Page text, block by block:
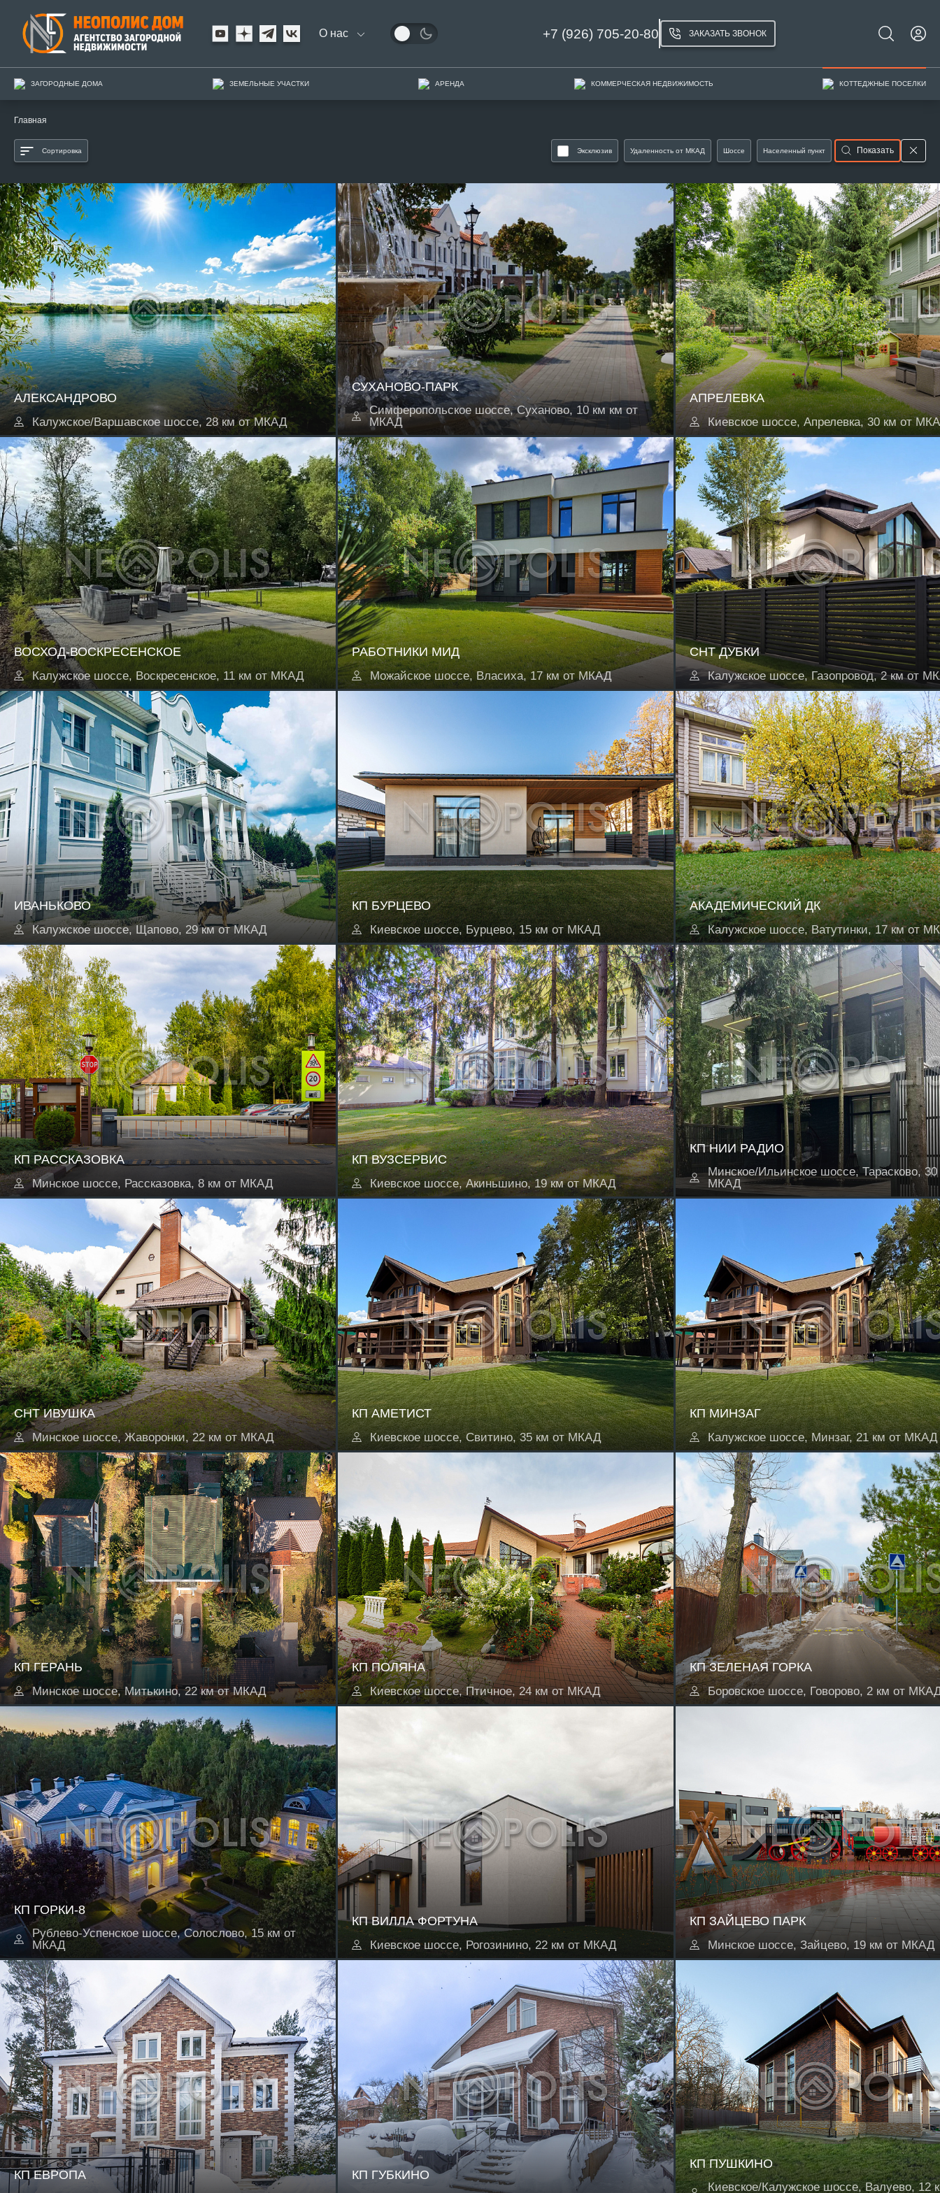
О нас +7 (926) 705-20-80 ЗАКАЗАТЬ ЗВОНОК
ЗАГОРОДНЫЕ ДОМА ЗЕМЕЛЬНЫЕ УЧАСТКИ АРЕНДА КОММЕРЧЕСКАЯ НЕДВИЖИМОСТЬ КОТТЕДЖНЫЕ ПОСЕЛКИ
Главная
Сортировка Эксклюзив Удаленность от МКАД Шоссе Населенный пункт Показать
АЛЕКСАНДРОВО
Калужское/Варшавское шоссе, 28 км от МКАД
СУХАНОВО-ПАРК
Симферопольское шоссе, Суханово, 10 км км от
МКАД
АПРЕЛЕВКА
Киевское шоссе, Апрелевка, 30 км от
ВОСХОД-ВОСКРЕСЕНСКОЕ
Калужское шоссе, Воскресенское, 11 км от МКАД
РАБОТНИКИ МИД
Можайское шоссе, Власиха, 17 км от МКАД
СНТ ДУБКИ
Калужское шоссе, Газопровод, 2 км от
ИВАНЬКОВО
Калужское шоссе, Щапово, 29 км от МКАД
КП БУРЦЕВО
Киевское шоссе, Бурцево, 15 км от МКАД
АКАДЕМИЧЕСКИЙ ДК
Калужское шоссе, Ватутинки, 17 км от
КП РАССКАЗОВКА
Минское шоссе, Рассказовка, 8 км от МКАД
КП ВУЗСЕРВИС
Киевское шоссе, Акиньшино, 19 км от МКАД
КП НИИ РАДИО
Минское/Ильинское шоссе, Тарасково, 30
МКАД
СНТ ИВУШКА
Минское шоссе, Жаворонки, 22 км от МКАД
КП АМЕТИСТ
Киевское шоссе, Свитино, 35 км от МКАД
КП МИНЗАГ
Калужское шоссе, Минзаг, 21 км от МКАД
КП ГЕРАНЬ
Минское шоссе, Митькино, 22 км от МКАД
КП ПОЛЯНА
Киевское шоссе, Птичное, 24 км от МКАД
КП ЗЕЛЕНАЯ ГОРКА
Боровское шоссе, Говорово, 2 км от
КП ГОРКИ-8
Рублево-Успенское шоссе, Солослово, 15 км от
МКАД
КП ВИЛЛА ФОРТУНА
Киевское шоссе, Рогозинино, 22 км от МКАД
КП ЗАЙЦЕВО ПАРК
Минское шоссе, Зайцево, 19 км от МКАД
КП ЕВРОПА КП ГУБКИНО
КП ПУШКИНО
Киевское/Калужское шоссе, Валуево, 12